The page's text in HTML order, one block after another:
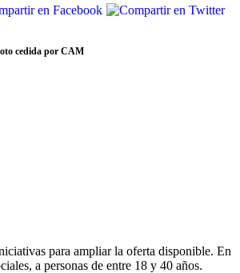
para ampliar la oferta disponible. En
a personas de entre 18 y 40 años.